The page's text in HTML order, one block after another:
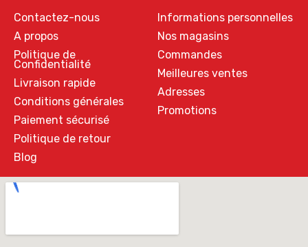
Contactez-nous
A propos
Politique de
Confidentialité
Livraison rapide
Conditions générales
Paiement sécurisé
Politique de retour
Blog
Informations personnelles
Nos magasins
Commandes
Meilleures ventes
Adresses
Promotions